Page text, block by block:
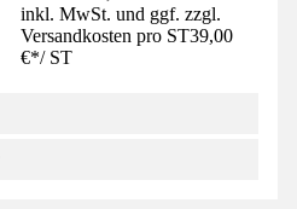
inkl. MwSt. und ggf. zzgl.
Versandkosten pro ST39,00
€*/ ST